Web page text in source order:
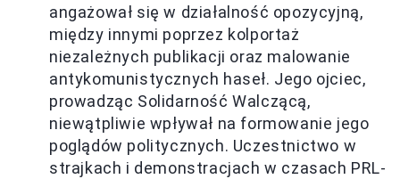
angażował się w działalność opozycyjną,
między innymi poprzez kolportaż
niezależnych publikacji oraz malowanie
antykomunistycznych haseł. Jego ojciec,
prowadząc Solidarność Walczącą,
niewątpliwie wpływał na formowanie jego
poglądów politycznych. Uczestnictwo w
strajkach i demonstracjach w czasach PRL-